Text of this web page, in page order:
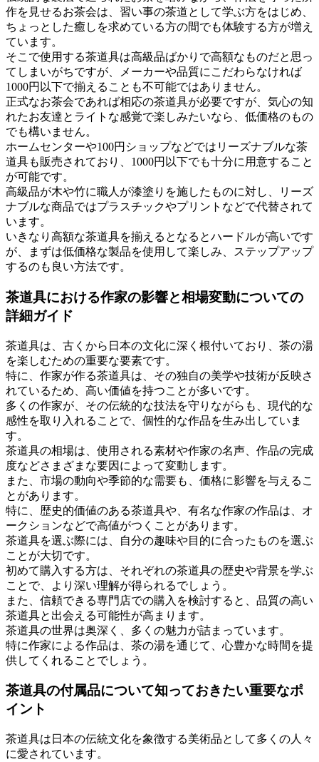
作を見せるお茶会は、習い事の茶道として学ぶ方をはじめ、
ちょっとした癒しを求めている方の間でも体験する方が増え
ています。
そこで使用する茶道具は高級品ばかりで高額なものだと思っ
てしまいがちですが、メーカーや品質にこだわらなければ
1000円以下で揃えることも不可能ではありません。
正式なお茶会であれば相応の茶道具が必要ですが、気心の知
れたお友達とライトな感覚で楽しみたいなら、低価格のもの
でも構いません。
ホームセンターや100円ショップなどではリーズナブルな茶
道具も販売されており、1000円以下でも十分に用意すること
が可能です。
高級品が木や竹に職人が漆塗りを施したものに対し、リーズ
ナブルな商品ではプラスチックやプリントなどで代替されて
います。
いきなり高額な茶道具を揃えるとなるとハードルが高いです
が、まずは低価格な製品を使用して楽しみ、ステップアップ
するのも良い方法です。
茶道具における作家の影響と相場変動についての
詳細ガイド
茶道具は、古くから日本の文化に深く根付いており、茶の湯
を楽しむための重要な要素です。
特に、作家が作る茶道具は、その独自の美学や技術が反映さ
れているため、高い価値を持つことが多いです。
多くの作家が、その伝統的な技法を守りながらも、現代的な
感性を取り入れることで、個性的な作品を生み出していま
す。
茶道具の相場は、使用される素材や作家の名声、作品の完成
度などさまざまな要因によって変動します。
また、市場の動向や季節的な需要も、価格に影響を与えるこ
とがあります。
特に、歴史的価値のある茶道具や、有名な作家の作品は、オ
ークションなどで高値がつくことがあります。
茶道具を選ぶ際には、自分の趣味や目的に合ったものを選ぶ
ことが大切です。
初めて購入する方は、それぞれの茶道具の歴史や背景を学ぶ
ことで、より深い理解が得られるでしょう。
また、信頼できる専門店での購入を検討すると、品質の高い
茶道具と出会える可能性が高まります。
茶道具の世界は奥深く、多くの魅力が詰まっています。
特に作家による作品は、茶の湯を通じて、心豊かな時間を提
供してくれることでしょう。
茶道具の付属品について知っておきたい重要なポ
イント
茶道具は日本の伝統文化を象徴する美術品として多くの人々
に愛されています。